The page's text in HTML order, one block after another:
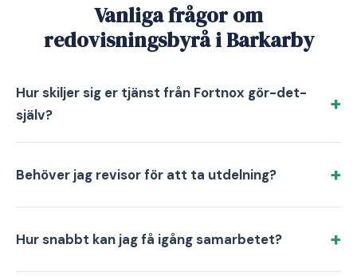
Vanliga frågor om
redovisningsbyrå i Barkarby
Hur skiljer sig er tjänst från Fortnox gör-det-
själv?
Behöver jag revisor för att ta utdelning?
Hur snabbt kan jag få igång samarbetet?